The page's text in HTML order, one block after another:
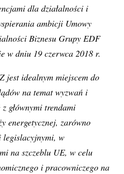
dla działalności i
ambicji Umowy
Biznesu Grupy EDF
w dniu 19 czerwca 2018 r.
jest idealnym miejscem do
na temat wyzwań i
głównymi trendami
energetycznej, zarówno
legislacyjnymi, w
na szczeblu UE, w celu
i pracowniczego na